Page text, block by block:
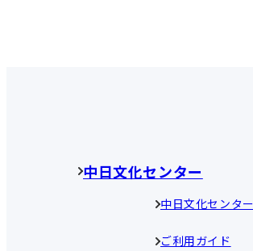
中日文化センター
中日文化センタ
ご利用ガイド